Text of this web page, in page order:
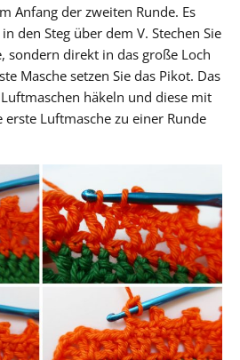
Anfang der zweiten Runde. Es
den Steg über dem V. Stechen Sie
sondern direkt in das große Loch
Masche setzen Sie das Pikot. Das
häkeln und diese mit
Luftmasche zu einer Runde